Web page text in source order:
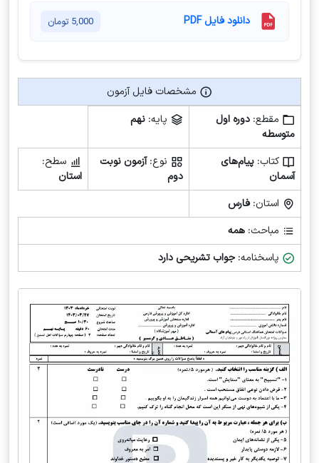
دانلود فایل PDF 5,000 تومان
مشخصات فایل آزمون
مشخصات فایل آزمون
مقطع: دوره اول
متوسطه
پایه: نهم
کتاب: پیام‌های
آسمان
نوع:آزمون نوبت
دوم
سطح:
استان
استان:فارس
مباحث: همه
پاسخنامه: جواب تشریحی دارد